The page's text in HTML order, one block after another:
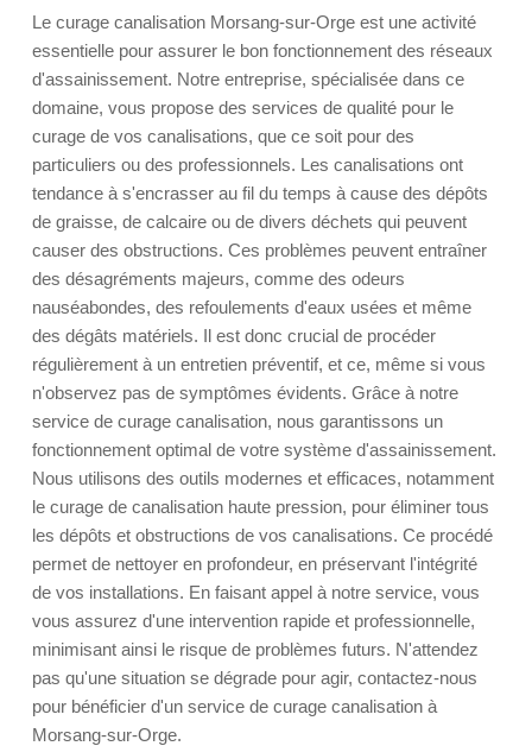
Le curage canalisation Morsang-sur-Orge est une activité
essentielle pour assurer le bon fonctionnement des réseaux
d'assainissement. Notre entreprise, spécialisée dans ce
domaine, vous propose des services de qualité pour le
curage de vos canalisations, que ce soit pour des
particuliers ou des professionnels. Les canalisations ont
tendance à s'encrasser au fil du temps à cause des dépôts
de graisse, de calcaire ou de divers déchets qui peuvent
causer des obstructions. Ces problèmes peuvent entraîner
des désagréments majeurs, comme des odeurs
nauséabondes, des refoulements d'eaux usées et même
des dégâts matériels. Il est donc crucial de procéder
régulièrement à un entretien préventif, et ce, même si vous
n'observez pas de symptômes évidents. Grâce à notre
service de curage canalisation, nous garantissons un
fonctionnement optimal de votre système d'assainissement.
Nous utilisons des outils modernes et efficaces, notamment
le curage de canalisation haute pression, pour éliminer tous
les dépôts et obstructions de vos canalisations. Ce procédé
permet de nettoyer en profondeur, en préservant l'intégrité
de vos installations. En faisant appel à notre service, vous
vous assurez d'une intervention rapide et professionnelle,
minimisant ainsi le risque de problèmes futurs. N'attendez
pas qu'une situation se dégrade pour agir, contactez-nous
pour bénéficier d'un service de curage canalisation à
Morsang-sur-Orge.